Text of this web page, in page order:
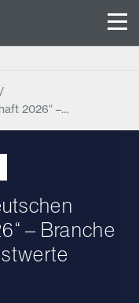
2026“ –…
– Branche